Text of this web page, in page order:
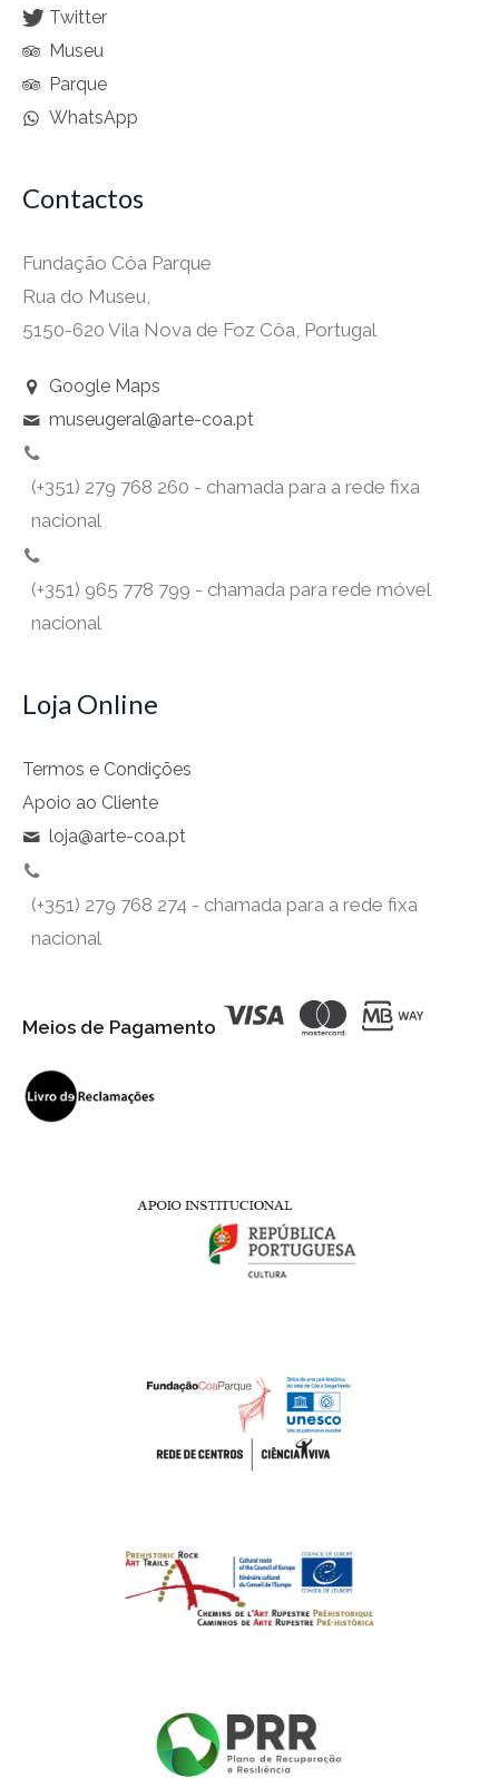
Twitter
Museu
Parque
WhatsApp
Contactos
Fundação Côa Parque
Rua do Museu,
5150-620 Vila Nova de Foz Côa, Portugal
Google Maps
museugeral@arte-coa.pt
(+351) 279 768 260 - chamada para a rede fixa
nacional
(+351) 965 778 799 - chamada para rede móvel
nacional
Loja Online
Termos e Condições
Apoio ao Cliente
loja@arte-coa.pt
(+351) 279 768 274 - chamada para a rede fixa
nacional
Meios de Pagamento